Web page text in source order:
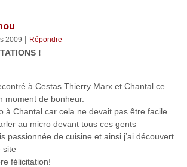
2009 | Répondre
!
à Cestas Thierry Marx et Chantal ce
moment de bonheur.
à Chantal car cela ne devait pas être facile
au micro devant tous ces gents
passionnée de cuisine et ainsi j’ai découvert
site
félicitation!